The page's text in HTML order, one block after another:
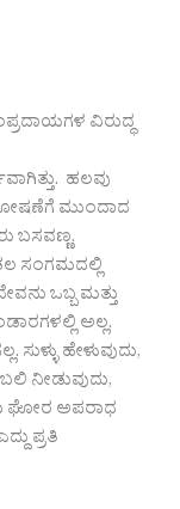
ವಿರುದ್ಧ
ಹಲವು
ಮುಂದಾದ
ಬಸವಣ್ಣ.
ಸಂಗಮದಲ್ಲಿ
ಒಬ್ಬ ಮತ್ತು
ಅಲ್ಲ.
ಹೇಳುವುದು,
ನೀಡುವುದು,
ಘೋರ ಅಪರಾಧ
ಪ್ರತಿ